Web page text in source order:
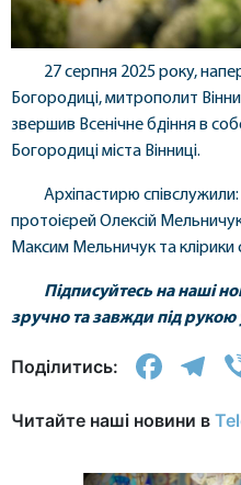
27 серпня 2025 року,
Богородиці, митрополит
звершив Всенічне бдіння в
Богородиці міста Вінниці.
Архіпастирю співслужили:
протоієрей Олексій
Максим Мельничук та клірики
Підписуйтесь на наші
зручно та завжди під
Поділитись:
Читайте наші новини в